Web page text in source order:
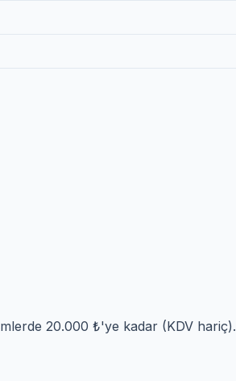
20.000 ₺'ye kadar (KDV hariç).